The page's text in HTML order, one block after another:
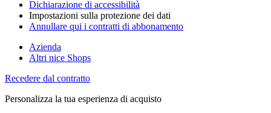
Dichiarazione di accessibilità
Impostazioni sulla protezione dei dati
Annullare qui i contratti di abbonamento
Azienda
Altri nice Shops
Recedere dal contratto
Personalizza la tua esperienza di acquisto